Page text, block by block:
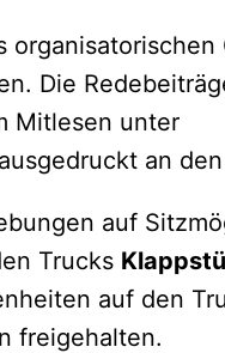
organisatorischen
Die
Mitlesen unter
an
auf
Trucks
auf den
freigehalten.